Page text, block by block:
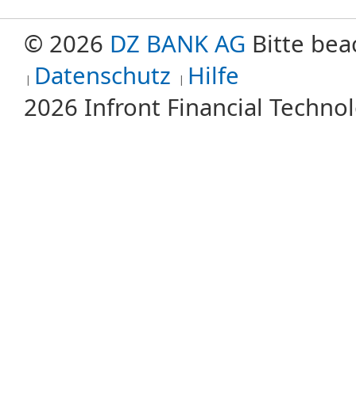
© 2026 DZ BANK AG Bitte
Datenschutz Hilfe
2026 Infront Financial